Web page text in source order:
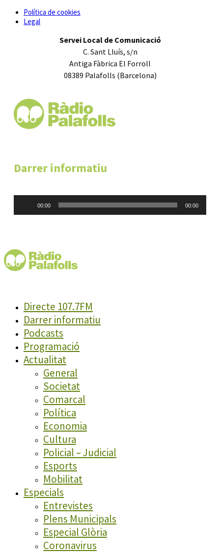
Política de cookies
Legal
Servei Local de Comunicació
C. Sant Lluís, s/n
Antiga Fàbrica El Forroll
08389 Palafolls (Barcelona)
Darrer informatiu
00:00 00:00
Directe 107.7FM
Darrer informatiu
Podcasts
Programació
Actualitat
General
Societat
Comarcal
Política
Economia
Cultura
Policial – Judicial
Esports
Mobilitat
Especials
Entrevistes
Plens Municipals
Especial Glòria
Coronavirus